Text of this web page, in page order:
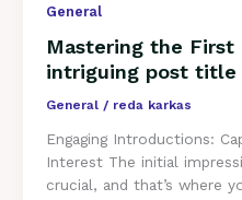
General
Mastering the First
intriguing post title
General/ reda karkas
Engaging Introductions:
Interest The initial
crucial, and that’s where